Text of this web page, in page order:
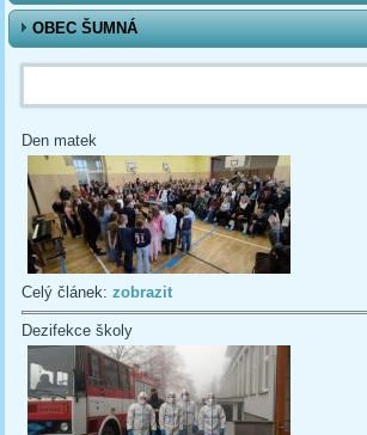
OBEC ŠUMNÁ
Vyhledávání
Den matek
Celý článek:zobrazit
Dezifekce školy